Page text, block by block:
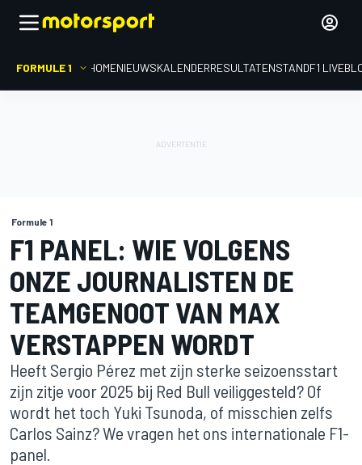
FORMULE 1 HOMENIEUWSKALENDERRESULTATENSTANDF1
Formule 1
F1 PANEL: WIE VOLGENS
ONZE JOURNALISTEN DE
TEAMGENOOT VAN MAX
VERSTAPPEN WORDT
Heeft Sergio Pérez met zijn sterke seizoensstart
zijn zitje voor 2025 bij Red Bull veiliggesteld? Of
wordt het toch Yuki Tsunoda, of misschien zelfs
Carlos Sainz? We vragen het ons internationale F1-
panel.